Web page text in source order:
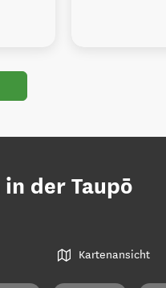
der Taupō
Kartenansicht